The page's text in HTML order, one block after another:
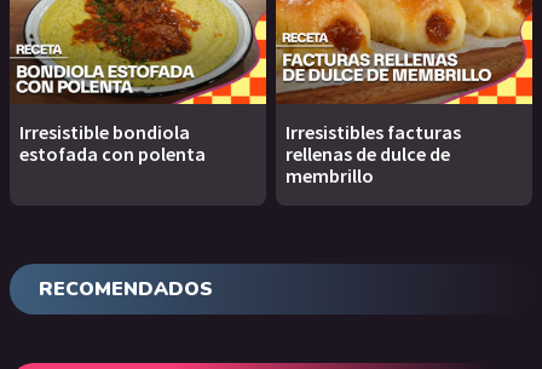
Irresistible bondiola
estofada con polenta
Irresistibles facturas
rellenas de dulce de
membrillo
RECOMENDADOS